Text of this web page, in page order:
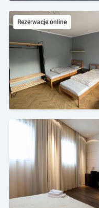
Rezerwacje online